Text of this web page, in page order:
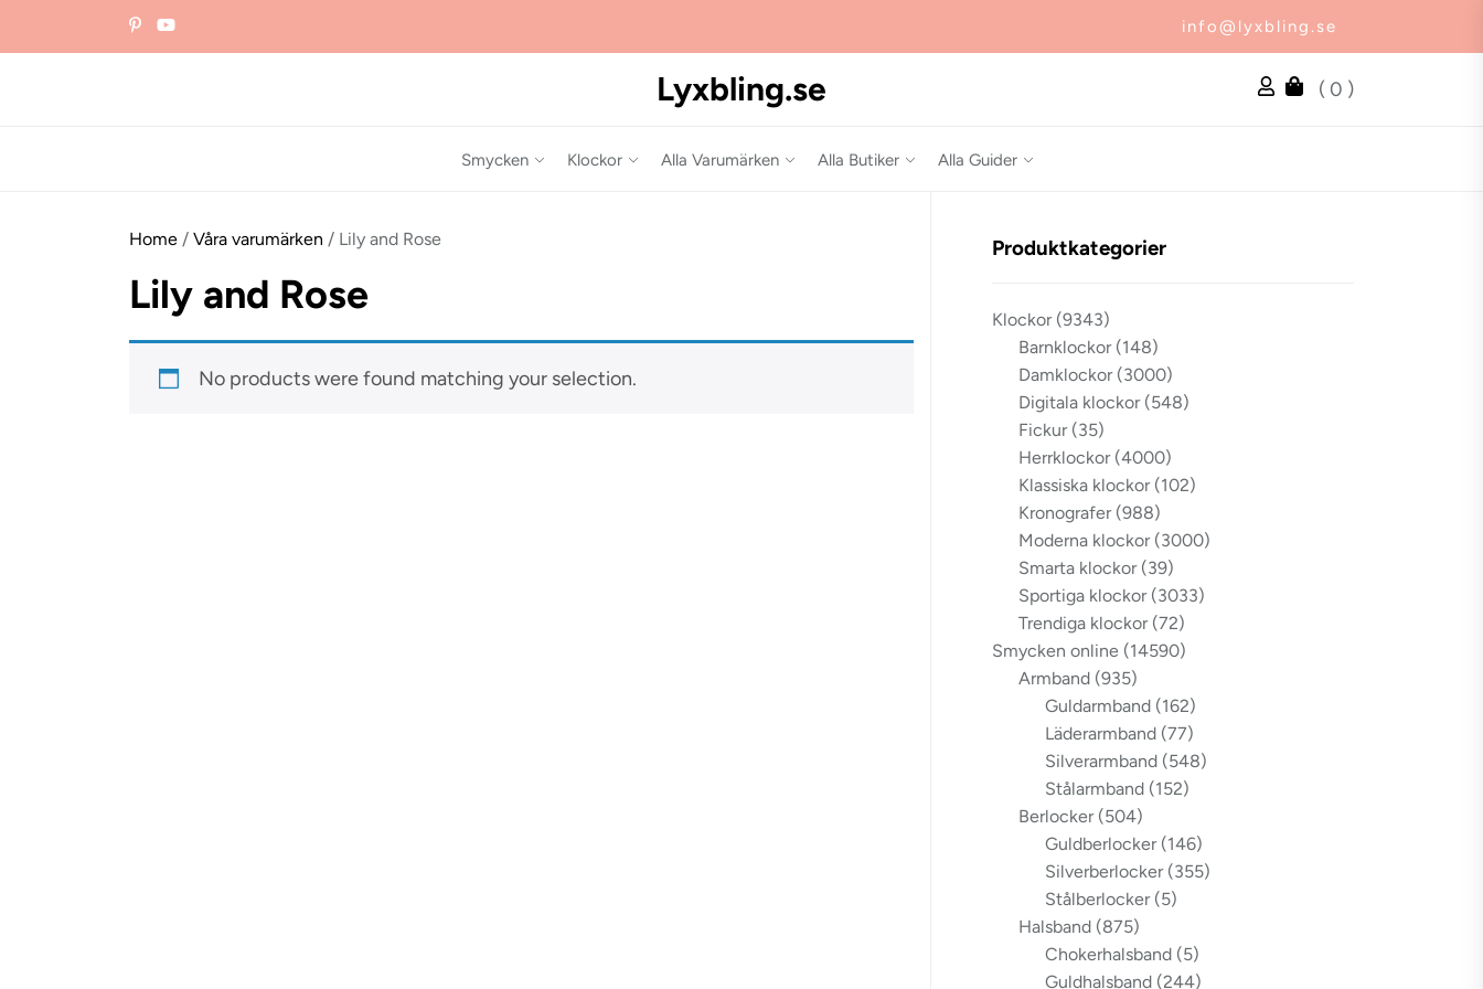
info@lyxbling.se
Lyxbling.se ( 0 )
Smycken Klockor Alla Varumärken Alla Butiker Alla Guider
Home / Våra varumärken / Lily and Rose
Lily and Rose
No products were found matching your selection.
Produktkategorier
Klockor (9343)
Barnklockor (148)
Damklockor (3000)
Digitala klockor (548)
Fickur (35)
Herrklockor (4000)
Klassiska klockor (102)
Kronografer (988)
Moderna klockor (3000)
Smarta klockor (39)
Sportiga klockor (3033)
Trendiga klockor (72)
Smycken online (14590)
Armband (935)
Guldarmband (162)
Läderarmband (77)
Silverarmband (548)
Stålarmband (152)
Berlocker (504)
Guldberlocker (146)
Silverberlocker (355)
Stålberlocker (5)
Halsband (875)
Chokerhalsband (5)
Guldhalsband (244)